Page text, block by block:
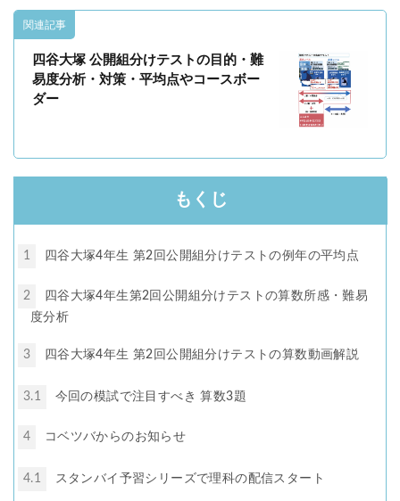
関連記事
四谷大塚 公開組分けテストの目的・難
易度分析・対策・平均点やコースボー
ダー
もくじ
1 四谷大塚4年生 第2回公開組分けテストの例年の平均点
2
四谷大塚4年生第2回公開組分けテストの算数所感・難易
度分析
3 四谷大塚4年生 第2回公開組分けテストの算数動画解説
3.1 今回の模試で注目すべき 算数3題
4 コベツバからのお知らせ
4.1 スタンバイ予習シリーズで理科の配信スタート